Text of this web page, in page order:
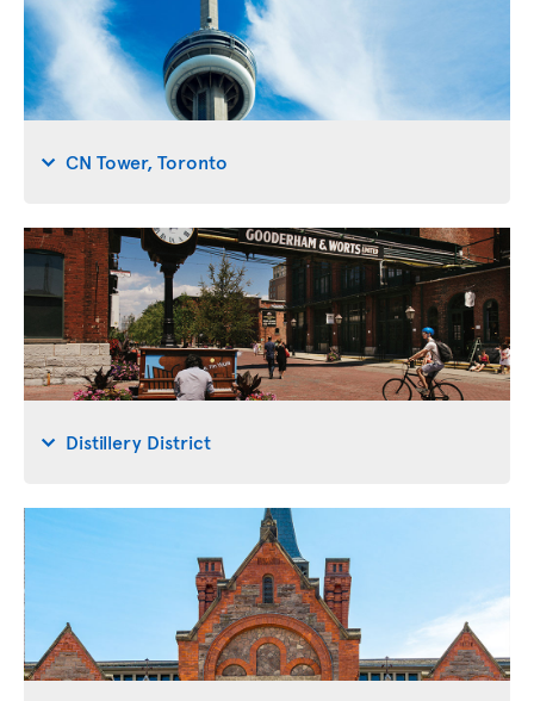
CN Tower, Toronto
Distillery District